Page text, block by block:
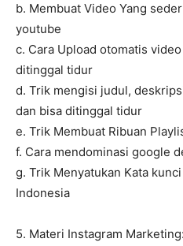
b. Membuat Video Yang
youtube
c. Cara Upload otomatis
ditinggal tidur
d. Trik mengisi judul,
dan bisa ditinggal tidur
e. Trik Membuat Ribuan
f. Cara mendominasi google
g. Trik Menyatukan Kata
Indonesia
5. Materi Instagram Marketing: